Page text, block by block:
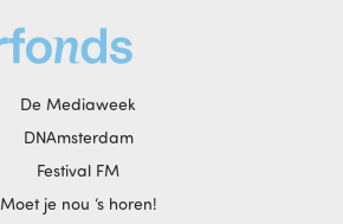
De Mediaweek
DNAmsterdam
Festival FM
Moet je nou ‘s horen!